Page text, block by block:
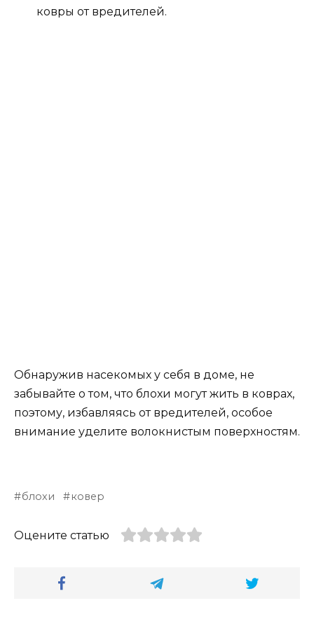
ковры от вредителей.
Обнаружив насекомых у себя в доме, не
забывайте о том, что блохи могут жить в коврах,
поэтому, избавляясь от вредителей, особое
внимание уделите волокнистым поверхностям.
блохи ковер
Оцените статью